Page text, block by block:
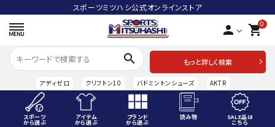
スポーツミツハシ公式オンラインストア
person 0
shopping_cart
search
もっと詳しく検索
アディゼロ クリフトン10 バドミントンシューズ AKTR
スポーツ
から選ぶ
アイテム
から選ぶ
ブランド
から選ぶ
読み物 SALE品は
こちら